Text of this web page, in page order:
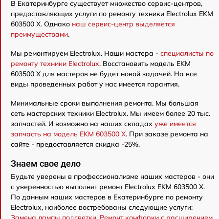
В Екатеринбурге существует множество сервис-центров,
предоставляющих услуги по ремонту техники Electrolux EKM
603500 X. Однако наш сервис-центр выделяется
преимуществами.
Мы ремонтируем Electrolux. Наши мастера - специалисты по
ремонту техники Electrolux. Восстановить модель EKM
603500 X для мастеров не будет новой задачей. На все
виды проведенных работ у нас имеется гарантия.
Минимальные сроки выполнения ремонта. Мы большая
сеть мастерских техники Electrolux. Мы имеем более 20 тыс.
запчастей. И возможно на наших складах уже имеется
запчасть на модель EKM 603500 X. При заказе ремонта на
сайте - предоставляется скидка -25%.
Знаем свое дело
Будьте уверены в профессионализме наших мастеров - они
с уверенностью выполнят ремонт Electrolux EKM 603500 X.
По данным наших мастеров в Екатеринбурге по ремонту
Electrolux, наиболее востребованы следующие услуги: